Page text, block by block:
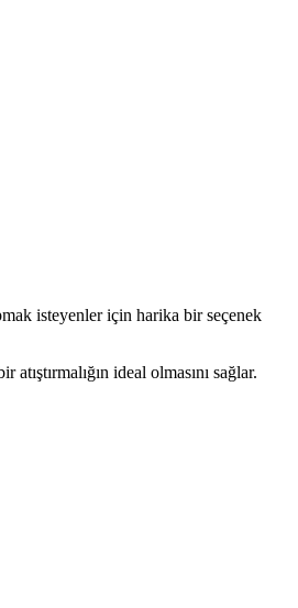
isteyenler için harika bir seçenek
ideal olmasını sağlar.